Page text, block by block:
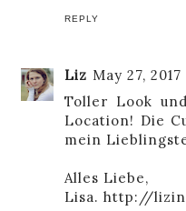
REPLY
Liz May 27,
Toller Look
Location! Die
mein
Alles Liebe,
Lisa. http://